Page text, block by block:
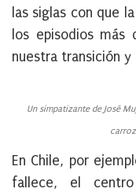
las siglas con que
los episodios más
nuestra transición
Un simpatizante de José
En Chile, por
fallece, el